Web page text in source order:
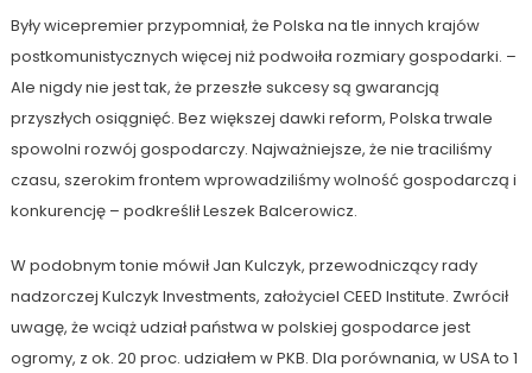
Były wicepremier przypomniał, że Polska na tle innych krajów
postkomunistycznych więcej niż podwoiła rozmiary gospodarki. –
Ale nigdy nie jest tak, że przeszłe sukcesy są gwarancją
przyszłych osiągnięć. Bez większej dawki reform, Polska trwale
spowolni rozwój gospodarczy. Najważniejsze, że nie traciliśmy
czasu, szerokim frontem wprowadziliśmy wolność gospodarczą i
konkurencję – podkreślił Leszek Balcerowicz.
W podobnym tonie mówił Jan Kulczyk, przewodniczący rady
nadzorczej Kulczyk Investments, założyciel CEED Institute. Zwrócił
uwagę, że wciąż udział państwa w polskiej gospodarce jest
ogromy, z ok. 20 proc. udziałem w PKB. Dla porównania, w USA to 1